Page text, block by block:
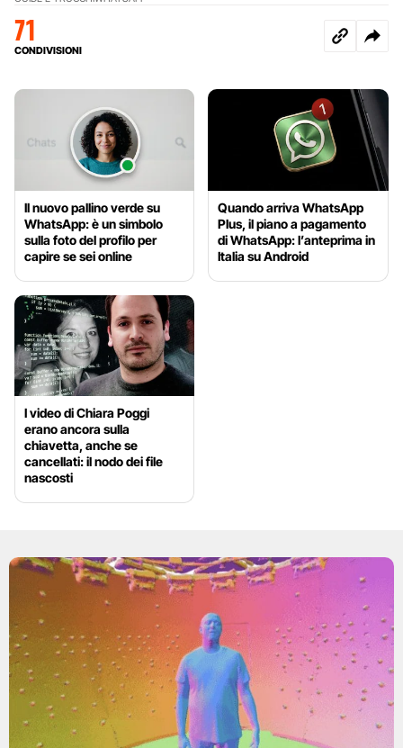
71
CONDIVISIONI
Il nuovo pallino verde su
WhatsApp: è un simbolo
sulla foto del profilo per
capire se sei online
Quando arriva WhatsApp
Plus, il piano a pagamento
di WhatsApp: l’anteprima in
Italia su Android
I video di Chiara Poggi
erano ancora sulla
chiavetta, anche se
cancellati: il nodo dei file
nascosti